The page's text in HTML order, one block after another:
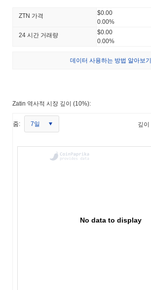
ZTN 가격
$0.00
0.00%
24 시간 거래량
$0.00
0.00%
데이터 사용하는 방법 알아보기
Zatin 역사적 시장 깊이 (10%):
줌: 7일 깊이
No data to display